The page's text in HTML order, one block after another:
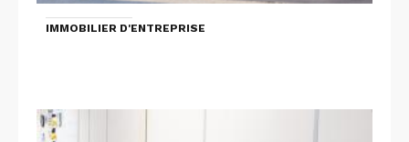
IMMOBILIER D'ENTREPRISE